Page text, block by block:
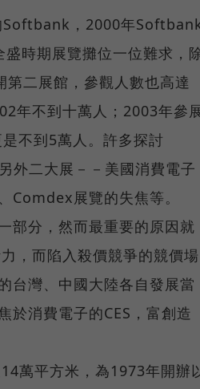
Softbank，2000年
時期展覽攤位一位難求，
二展館，參觀人數也高達
年不到十萬人；2003年參
不到5萬人。許多探討
外二大展－－美國消費電子
Comdex展覽的失焦等。
部分，然而最重要的原因就
，而陷入殺價競爭的競價場
台灣、中國大陸各自發展當
消費電子的CES，富創造
萬平方米，為1973年開辦